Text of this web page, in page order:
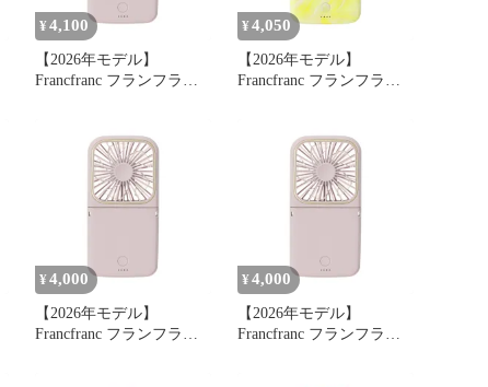
¥ 4,100
【2026年モデル】
Francfranc フランフラン
扇風機 風量5段階調整 二
つ折り可能 モバイルバッ
テリー 機能付き USB充
電 Type-C対応 0
¥ 4,050
【2026年モデル】
Francfranc フランフラン
エロー 携帯扇風機 風量5
段階調整 二つ折り可能
モバイルバッテリー 機能
付き USB充電 Type-C対
¥ 4,000
【2026年モデル】
Francfranc フランフラン
¥ 4,000
【2026年モデル】
Francfranc フランフラン